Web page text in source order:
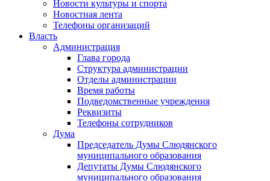
Новости культуры и спорта
Новостная лента
Телефоны организаций
Власть
Администрация
Глава города
Структура администрации
Отделы администрации
Время работы
Подведомственные учреждения
Реквизиты
Телефоны сотрудников
Дума
Председатель Думы Слюдянского
муниципального образования
Депутаты Думы Слюдянского
муниципального образования